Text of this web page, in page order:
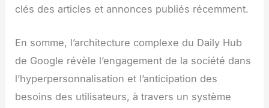
clés des articles et annonces publiés récemment.
En somme, l’architecture complexe du Daily Hub
de Google révèle l’engagement de la société dans
l’hyperpersonnalisation et l’anticipation des
besoins des utilisateurs, à travers un système